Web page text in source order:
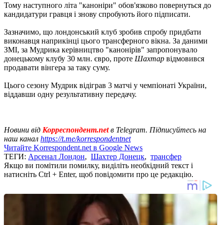
Тому наступного літа "каноніри" обов'язково повернуться до
кандидатури гравця і знову спробують його підписати.
Зазначимо, що лондонський клуб зробив спробу придбати
виконавця наприкінці цього трансферного вікна. За даними
ЗМІ, за Мудрика керівництво "канонірів" запропонувало
донецькому клубу 30 млн. євро, проте Шахтар відмовився
продавати вінгера за таку суму.
Цього сезону Мудрик відіграв 3 матчі у чемпіонаті України,
віддавши одну результативну передачу.
Новини від Корреспондент.netв Telegram. Підписуйтесь на
наш канал https://t.me/korrespondentnet
Читайте Korrespondent.net в Google News
ТЕГИ: Арсенал Лондон, Шахтер Донецк, трансфер
Якщо ви помітили помилку, виділіть необхідний текст і
натисніть Ctrl + Enter, щоб повідомити про це редакцію.